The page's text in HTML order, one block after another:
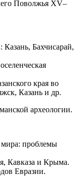
Поволжья XV–
Казань, Бахчисарай,
края во
Казань и др.
археологии.
мира: проблемы
Кавказа и Крыма.
Евразии.